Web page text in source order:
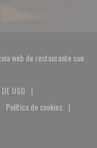
web de restaurante con
una nueva ventana))
USO
((abre en una nueva ventana))
Política de cookies
((abre en una
nueva ventana))